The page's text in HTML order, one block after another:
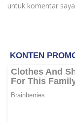
untuk komentar